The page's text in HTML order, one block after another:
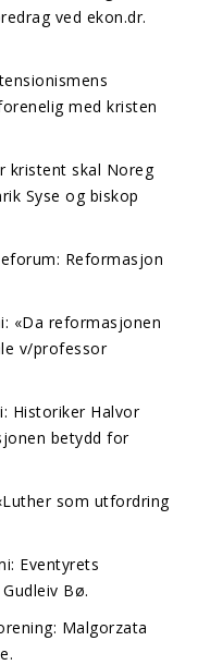
ved ekon.dr.
med kristen
kristent skal Noreg
Syse og biskop
Reformasjon
«Da reformasjonen
v/professor
Historiker Halvor
betydd for
som utfordring
Eventyrets
Bø.
Malgorzata